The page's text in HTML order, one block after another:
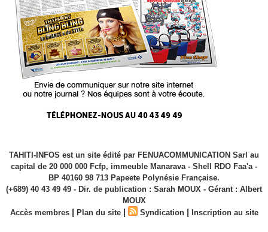
TAHITI-INFOS est un site édité par FENUACOMMUNICATION Sarl au
capital de 20 000 000 Fcfp, immeuble Manarava - Shell RDO Faa'a -
BP 40160 98 713 Papeete Polynésie Française.
(+689) 40 43 49 49 - Dir. de publication : Sarah MOUX - Gérant : Albert
MOUX
Accès membres | Plan du site | Syndication | Inscription au site